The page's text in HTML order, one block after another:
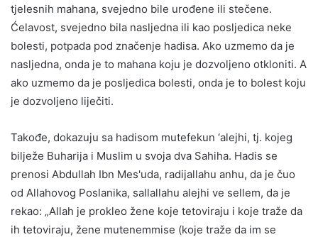
tjelesnih mahana, svejedno bile urođene ili stečene.
Ćelavost, svejedno bila nasljedna ili kao posljedica neke
bolesti, potpada pod značenje hadisa. Ako uzmemo da je
nasljedna, onda je to mahana koju je dozvoljeno otkloniti. A
ako uzmemo da je posljedica bolesti, onda je to bolest koju
je dozvoljeno liječiti.
Takođe, dokazuju sa hadisom mutefekun ‘alejhi, tj. kojeg
bilježe Buharija i Muslim u svoja dva Sahiha. Hadis se
prenosi Abdullah Ibn Mes'uda, radijallahu anhu, da je čuo
od Allahovog Poslanika, sallallahu alejhi ve sellem, da je
rekao: „Allah je prokleo žene koje tetoviraju i koje traže da
ih tetoviraju, žene mutenemmise (koje traže da im se